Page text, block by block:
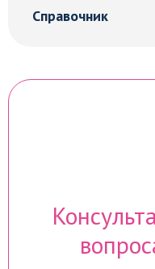
Справочник